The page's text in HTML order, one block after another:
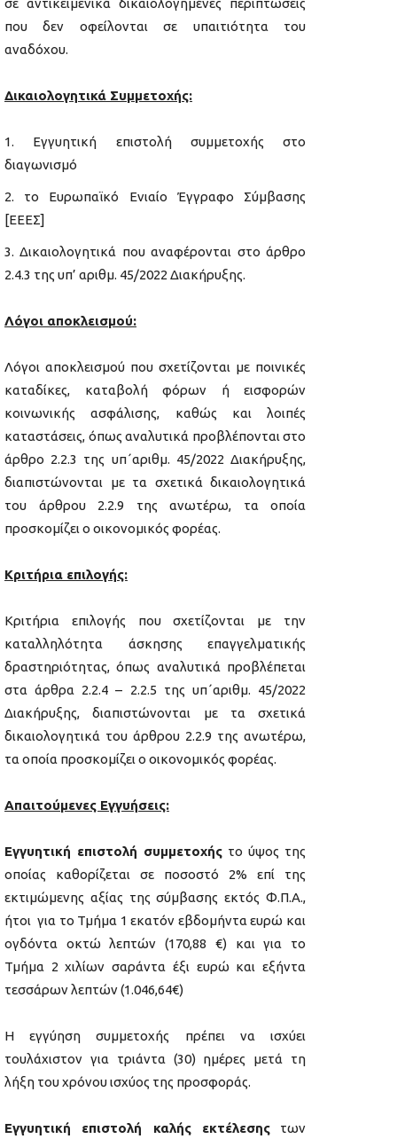
σε αντικειμενικά δικαιολογημένες περιπτώσεις
που δεν οφείλονται σε υπαιτιότητα του
αναδόχου.
Δικαιολογητικά Συμμετοχής:
Εγγυητική επιστολή συμμετοχής στο
διαγωνισμό
το Ευρωπαϊκό Ενιαίο Έγγραφο Σύμβασης
[ΕΕΕΣ]
Δικαιολογητικά που αναφέρονται στο άρθρο
2.4.3 της υπ’ αριθμ. 45/2022 Διακήρυξης.
Λόγοι αποκλεισμού:
Λόγοι αποκλεισμού που σχετίζονται με ποινικές
καταδίκες, καταβολή φόρων ή εισφορών
κοινωνικής ασφάλισης, καθώς και λοιπές
καταστάσεις, όπως αναλυτικά προβλέπονται στο
άρθρο 2.2.3 της υπ΄αριθμ. 45/2022 Διακήρυξης,
διαπιστώνονται με τα σχετικά δικαιολογητικά
του άρθρου 2.2.9 της ανωτέρω, τα οποία
προσκομίζει ο οικονομικός φορέας.
Κριτήρια επιλογής:
Κριτήρια επιλογής που σχετίζονται με την
καταλληλότητα άσκησης επαγγελματικής
δραστηριότητας, όπως αναλυτικά προβλέπεται
στα άρθρα 2.2.4 – 2.2.5 της υπ΄αριθμ. 45/2022
Διακήρυξης, διαπιστώνονται με τα σχετικά
δικαιολογητικά του άρθρου 2.2.9 της ανωτέρω,
τα οποία προσκομίζει ο οικονομικός φορέας.
Απαιτούμενες Εγγυήσεις:
Εγγυητική επιστολή συμμετοχής το ύψος της
οποίας καθορίζεται σε ποσοστό 2% επί της
εκτιμώμενης αξίας της σύμβασης εκτός Φ.Π.Α.,
ήτοι για το Τμήμα 1 εκατόν εβδομήντα ευρώ και
ογδόντα οκτώ λεπτών (170,88 €) και για το
Τμήμα 2 χιλίων σαράντα έξι ευρώ και εξήντα
τεσσάρων λεπτών (1.046,64€)
Η εγγύηση συμμετοχής πρέπει να ισχύει
τουλάχιστον για τριάντα (30) ημέρες μετά τη
λήξη του χρόνου ισχύος της προσφοράς.
Εγγυητική επιστολή καλής εκτέλεσηςτων